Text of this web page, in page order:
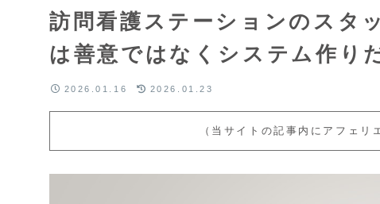
訪問看護ステーションのスタ
は善意ではなくシステム作り
2026.01.16 2026.01.23
（当サイトの記事内にアフェリ